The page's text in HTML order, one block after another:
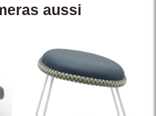
aussi